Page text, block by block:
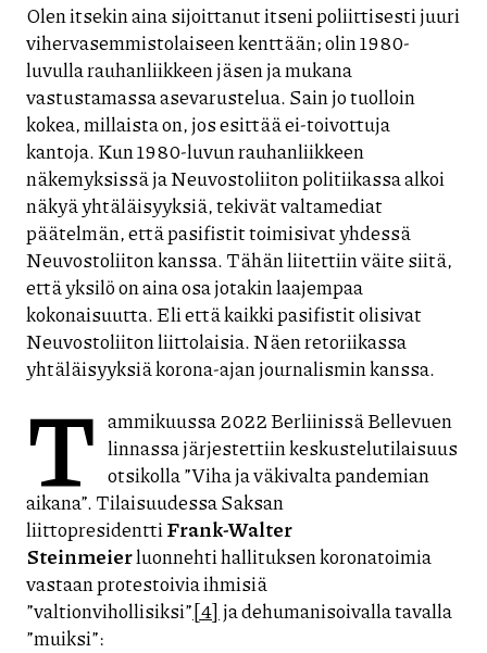
Olen itsekin aina sijoittanut itseni poliittisesti juuri
vihervasemmistolaiseen kenttään; olin 1980-
luvulla rauhanliikkeen jäsen ja mukana
vastustamassa asevarustelua. Sain jo tuolloin
kokea, millaista on, jos esittää ei-toivottuja
kantoja. Kun 1980-luvun rauhanliikkeen
näkemyksissä ja Neuvostoliiton politiikassa alkoi
näkyä yhtäläisyyksiä, tekivät valtamediat
päätelmän, että pasifistit toimisivat yhdessä
Neuvostoliiton kanssa. Tähän liitettiin väite siitä,
että yksilö on aina osa jotakin laajempaa
kokonaisuutta. Eli että kaikki pasifistit olisivat
Neuvostoliiton liittolaisia. Näen retoriikassa
yhtäläisyyksiä korona-ajan journalismin kanssa.
T ammikuussa 2022 Berliinissä Bellevuen
linnassa järjestettiin keskustelutilaisuus
otsikolla ”Viha ja väkivalta pandemian
aikana”. Tilaisuudessa Saksan
liittopresidenttiFrank-Walter
Steinmeierluonnehti hallituksen koronatoimia
vastaan protestoivia ihmisiä
”valtionvihollisiksi”[4] ja dehumanisoivalla tavalla
”muiksi”: